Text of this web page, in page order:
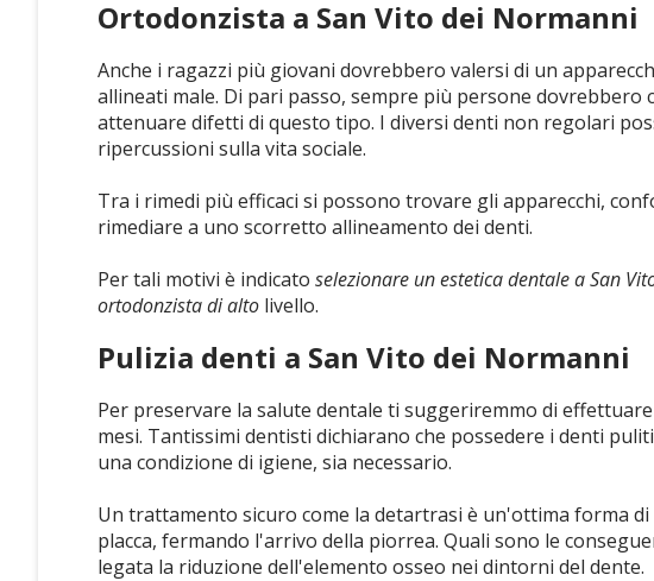
Ortodonzista a San Vito dei Normanni
Anche i ragazzi più giovani dovrebbero valersi di un
allineati male. Di pari passo, sempre più persone
attenuare difetti di questo tipo. I diversi denti non regolari
ripercussioni sulla vita sociale.
Tra i rimedi più efficaci si possono trovare gli apparecchi,
rimediare a uno scorretto allineamento dei denti.
Per tali motivi è indicato selezionare un estetica dentale a San
ortodonzista di alto livello.
Pulizia denti a San Vito dei Normanni
Per preservare la salute dentale ti suggeriremmo di
mesi. Tantissimi dentisti dichiarano che possedere i denti
una condizione di igiene, sia necessario.
Un trattamento sicuro come la detartrasi è un'ottima forma
placca, fermando l'arrivo della piorrea. Quali sono le
legata la riduzione dell'elemento osseo nei dintorni del dente.